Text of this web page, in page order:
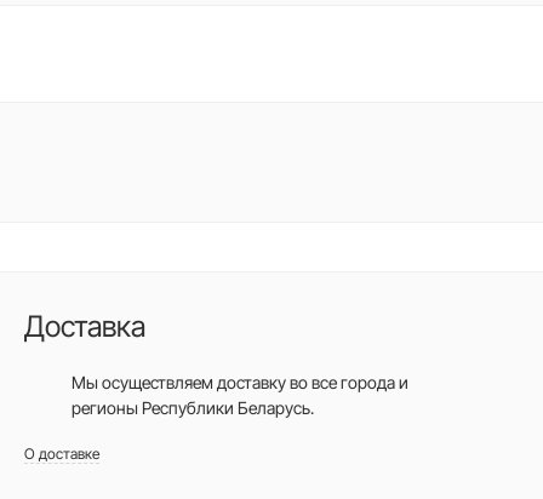
Доставка
Мы осуществляем доставку во все городаи
регионы Республики Беларусь.
О доставке